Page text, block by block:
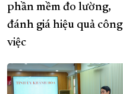
phần mềm đo lường,
đánh giá hiệu quả công
việc